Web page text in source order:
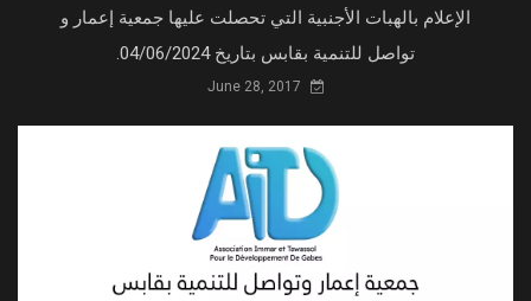
الإعلام بالهبات الأجنبية التي تحصلت عليها جمعية إعمار و
تواصل للتنمية بقابس بتاريخ 04/06/2024.